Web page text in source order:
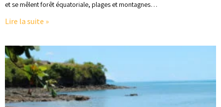
et se mêlent forêt équatoriale, plages et montagnes…
Lire la suite »